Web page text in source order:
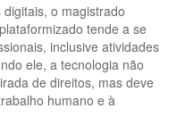
o magistrado
tende a se
inclusive atividades
ele, a tecnologia não
de direitos, mas deve
humano e à